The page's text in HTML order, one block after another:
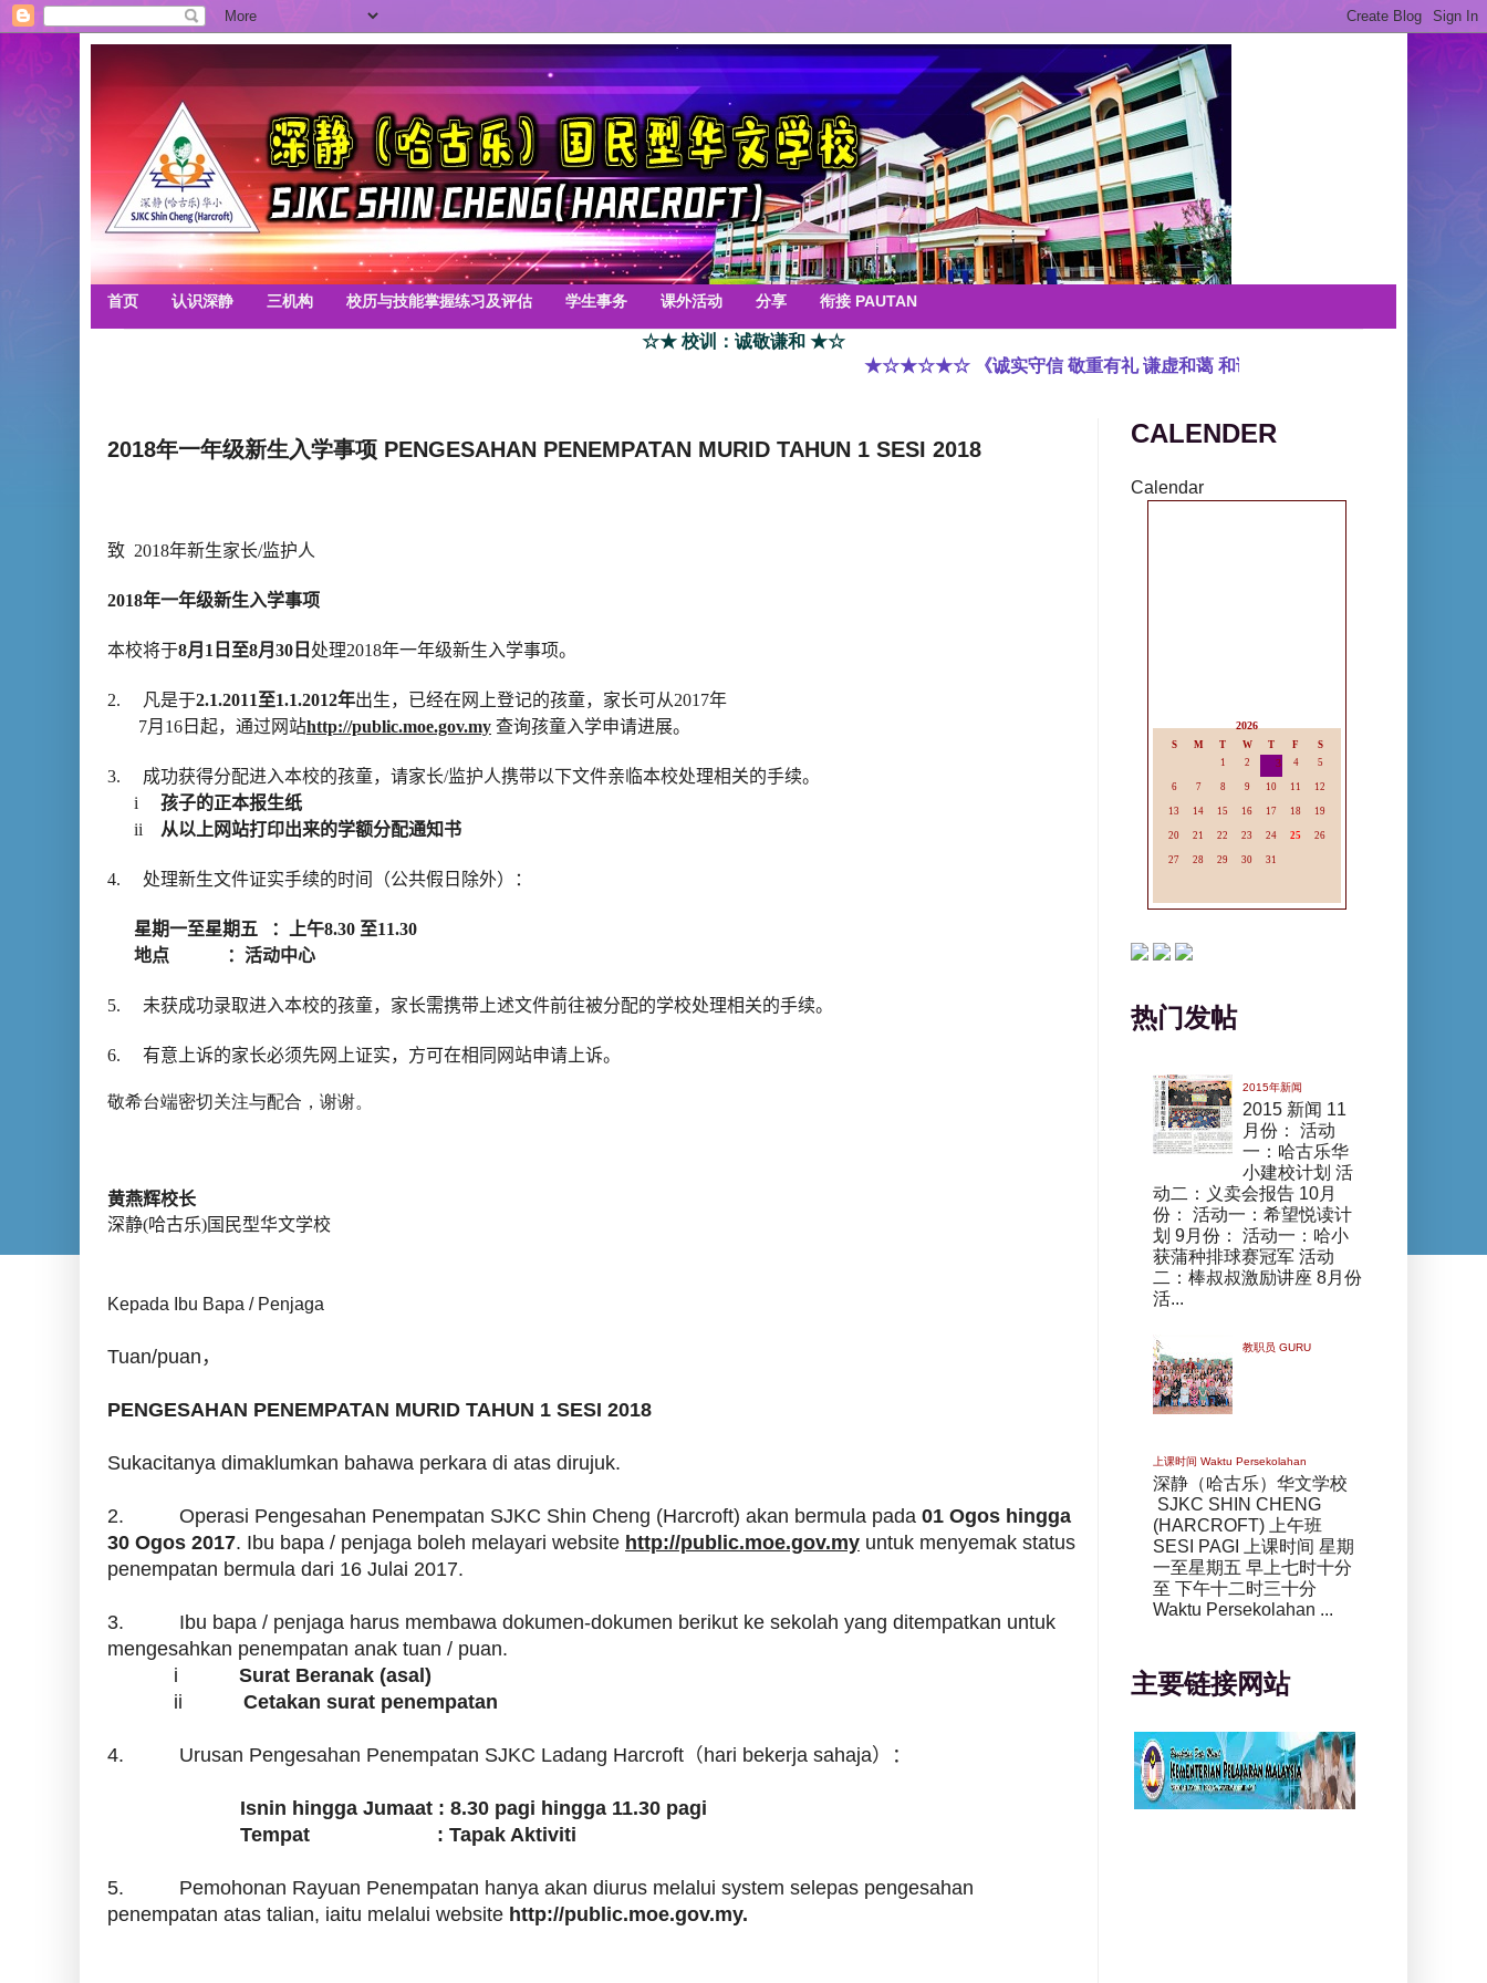
首页 认识深静 三机构 校历与技能掌握练习及评估 学生事务 课外活动 分享 衔接 PAUTAN
☆★ 校训：诚敬谦和 ★☆
★☆★☆★☆ 《诚实守信 敬重有礼 谦虚和蔼 和谐友爱》
2018年一年级新生入学事项 PENGESAHAN PENEMPATAN MURID TAHUN 1 SESI 2018
致 2018年新生家长/监护人
2018年一年级新生入学事项
本校将于8月 1 日至8月 30 日 处理2018年一年级新生入学事项。
2. 凡是于2.1.2011至1.1.2012年出生，已经在网上登记的孩童，家长可从2017年
7月 16 日起， 通过网站http://public.moe.gov.my 查询孩童入学申请进展。
3. 成功获得分配进入本校的孩童，请家长/监护人携带以下文件亲临本校处理相关的手续。
i 孩子的正本报生纸
ii 从以上网站打印出来的学额分配通知书
4. 处理新生文件证实手续的时间（公共假日除外）：
星期一至星期五 ：上午8.30 至11.30
地点
：活动中心
5. 未获成功录取进入本校的孩童，家长需携带上述文件前往被分配的学校处理相关的手续。
6. 有意上诉的家长必须先网上证实，方可在相同网站申请上诉。
敬希台端密切关注与配合，谢谢。
黄燕辉校长
深静(哈古乐)国民型华文学校
Kepada Ibu Bapa / Penjaga
Tuan/puan ，
PENGESAHAN PENEMPATAN MURID TAHUN 1 SESI 2018
Sukacitanya dimaklumkan bahawa perkara di atas dirujuk.
2. Operasi Pengesahan Penempatan SJKC Shin Cheng (Harcroft) akan bermula pada 01 Ogos hingga
30 Ogos 2017. Ibu bapa / penjaga boleh melayari website http://public.moe.gov.my untuk menyemak status
penempatan bermula dari 16 Julai 2017.
3. Ibu bapa / penjaga harus membawa dokumen-dokumen berikut ke sekolah yang ditempatkan untuk
mengesahkan penempatan anak tuan / puan.
i
Surat Beranak (asal)
ii Cetakan surat penempatan
4. Urusan Pengesahan Penempatan SJKC Ladang Harcroft （hari bekerja sahaja）：
Isnin hingga Jumaat : 8.30 pagi hingga 11.30 pagi
Tempat : Tapak Aktiviti
5. Pemohonan Rayuan Penempatan hanya akan diurus melalui system selepas pengesahan
penempatan atas talian, iaitu melalui website http://public.moe.gov.my.
CALENDER
Calendar
2026
S M T W T F
S
1
2 3 4 5
6 7 8 9 10 11 12
13 14 15 16 17 18 19
20 21 22 23 24 25 26
27 28 29 30 31
热门发帖
2015年新闻
2015 新闻 11
月份： 活动
一：哈古乐华
小建校计划 活
动二：义卖会报告 10月
份： 活动一：希望悦读计
划 9月份： 活动一：哈小
获蒲种排球赛冠军 活动
二：棒叔叔激励讲座 8月份
活...
教职员 GURU
上课时间 Waktu Persekolahan
深静（哈古乐）华文学校
SJKC SHIN CHENG
(HARCROFT) 上午班
SESI PAGI 上课时间 星期
一至星期五 早上七时十分
至 下午十二时三十分
Waktu Persekolahan ...
主要链接网站